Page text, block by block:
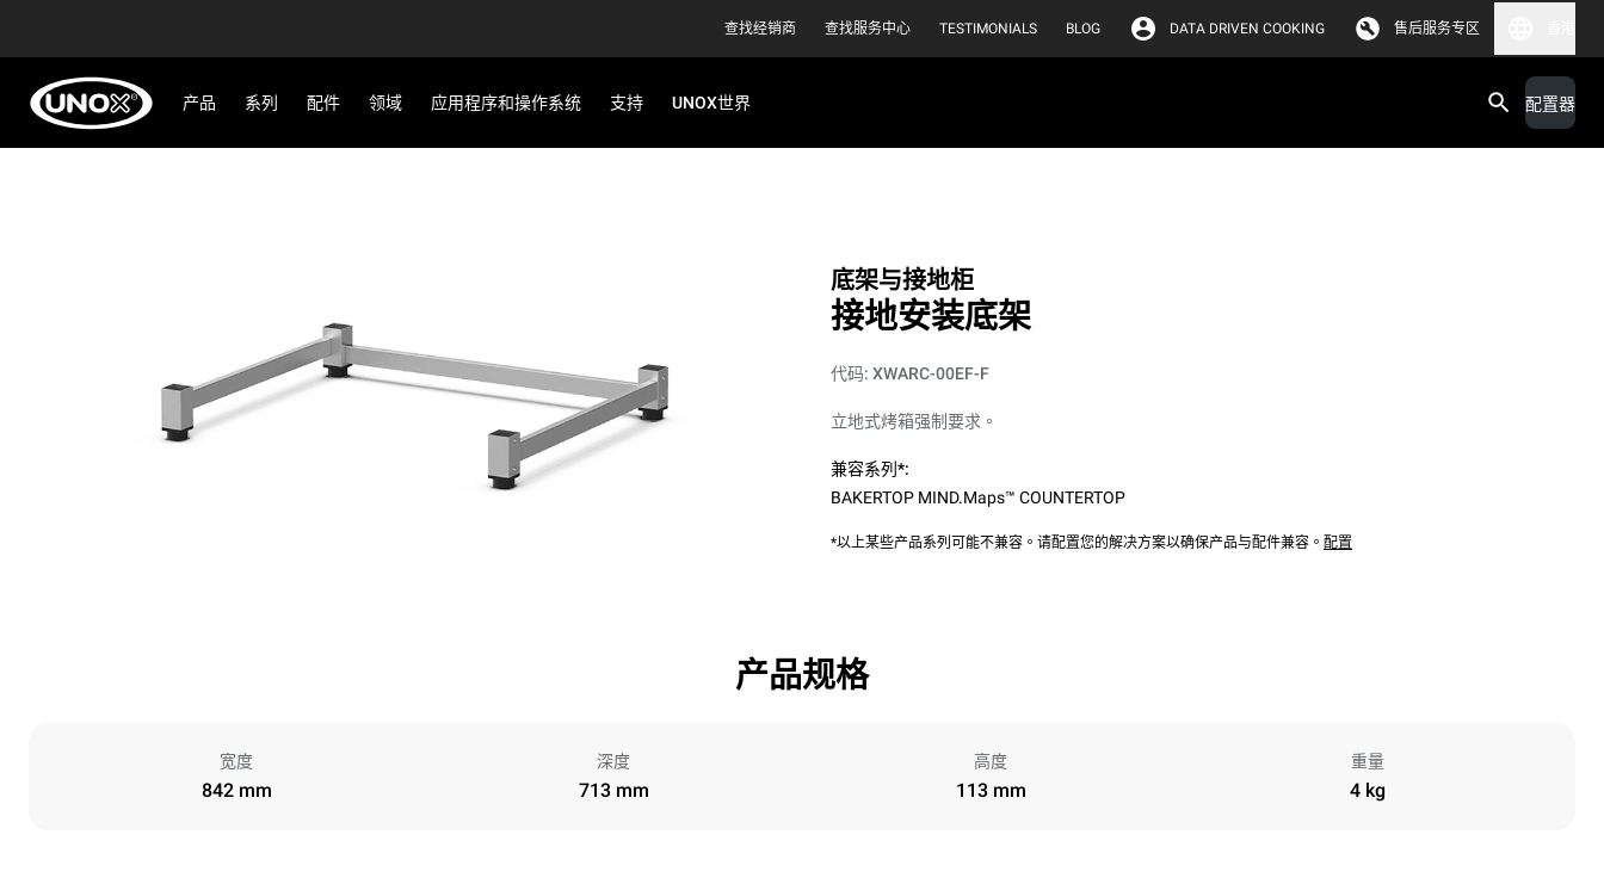
查找经销商 查找服务中心 TESTIMONIALS BLOG DATA DRIVEN COOKING 售后服务专区
产品 系列 配件 领域 应用程序和操作系统 支持 UNOX世界 配置器
底架与接地柜
接地安装底架
代码: XWARC-00EF-F
立地式烤箱强制要求。
兼容系列*:
BAKERTOP MIND.Maps™ COUNTERTOP
*以上某些产品系列可能不兼容。请配置您的解决方案以确保产品与配件兼容。 配置
产品规格
宽度
842 mm
深度
713 mm
高度
113 mm
重量
4 kg